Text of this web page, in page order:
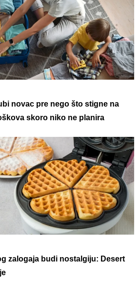
novac pre nego što stigne na
skoro niko ne planira
zalogaja budi nostalgiju: Desert